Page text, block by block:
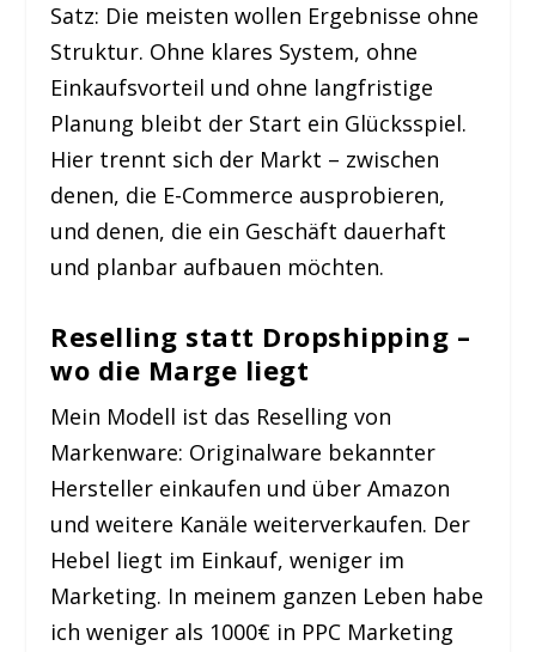
Satz: Die meisten wollen Ergebnisse ohne
Struktur. Ohne klares System, ohne
Einkaufsvorteil und ohne langfristige
Planung bleibt der Start ein Glücksspiel.
Hier trennt sich der Markt – zwischen
denen, die E-Commerce ausprobieren,
und denen, die ein Geschäft dauerhaft
und planbar aufbauen möchten.
Reselling statt Dropshipping –
wo die Marge liegt
Mein Modell ist das Reselling von
Markenware: Originalware bekannter
Hersteller einkaufen und über Amazon
und weitere Kanäle weiterverkaufen. Der
Hebel liegt im Einkauf, weniger im
Marketing. In meinem ganzen Leben habe
ich weniger als 1000€ in PPC Marketing